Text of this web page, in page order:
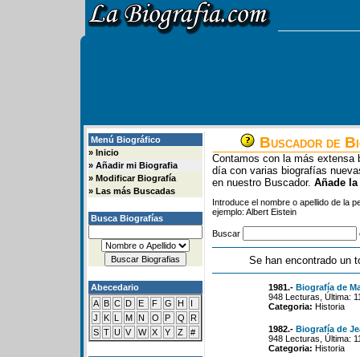
Menú Biográfico
» Inicio
» Añadir mi Biografia
» Modificar Biografía
» Las más Buscadas
Busca Biografías
Abecedario
A B C D E F G H
I
J
K L M N O P Q
R
S T U V W X Y Z #
Buscador de
Contamos con la más extensa
día con varias biografías
en nuestro Buscador. Añade
Introduce el nombre o apellido de la
ejemplo: Albert Eistein
Buscar
Se han encontrado un
1981.- Biografía de
948 Lecturas, Última:
Categoria: Historia
1982.- Biografía de
948 Lecturas, Última:
Categoria: Historia